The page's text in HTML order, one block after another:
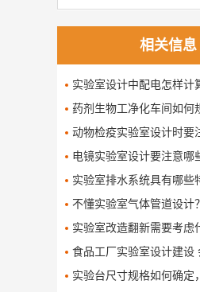
相关信息
实验室设计中配电怎样计
药剂生物工净化车间如何
动物检疫实验室设计时要
电镜实验室设计要注意哪
实验室排水系统具有哪些
不懂实验室气体管道设计
实验室改造翻新需要考虑
食品工厂实验室设计建设 会
实验台尺寸规格如何确定，标准